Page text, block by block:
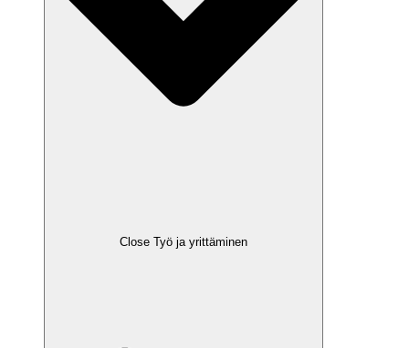
Close Työ ja yrittäminen